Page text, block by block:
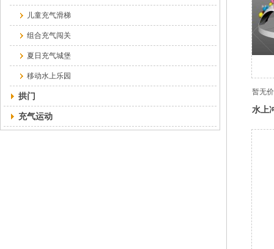
儿童充气滑梯
组合充气闯关
夏日充气城堡
移动水上乐园
拱门
充气运动
暂无
水上